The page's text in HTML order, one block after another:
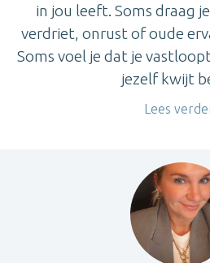
in jou leeft. Soms draag
verdriet, onrust of oude
Soms voel je dat je
jezelf kwijt
Lees